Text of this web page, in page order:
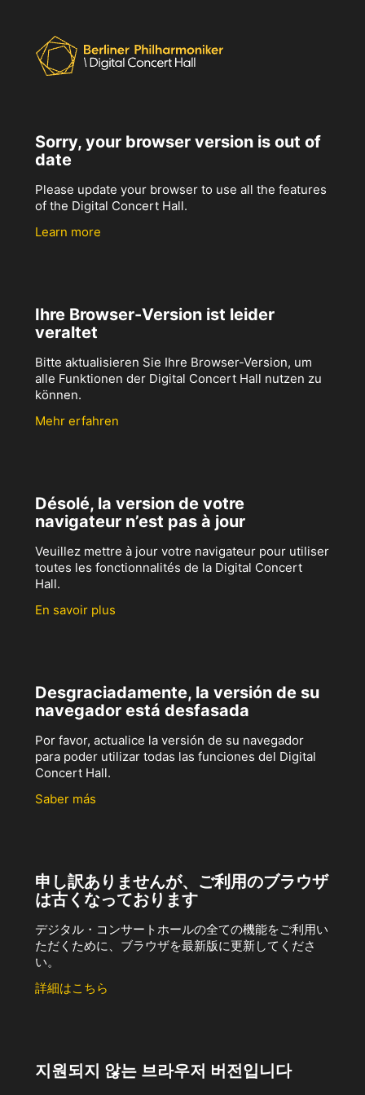
Sorry, your browser version is out of
date
Please update your browser to use all the features
of the Digital Concert Hall.
Learn more
Ihre Browser-Version ist leider
veraltet
Bitte aktualisieren Sie Ihre Browser-Version, um
alle Funktionen der Digital Concert Hall nutzen zu
können.
Mehr erfahren
Désolé, la version de votre
navigateur n’est pas à jour
Veuillez mettre à jour votre navigateur pour utiliser
toutes les fonctionnalités de la Digital Concert
Hall.
En savoir plus
Desgraciadamente, la versión de su
navegador está desfasada
Por favor, actualice la versión de su navegador
para poder utilizar todas las funciones del Digital
Concert Hall.
Saber más
申し訳ありませんが、ご利用のブラウザ
は古くなっております
デジタル・コンサートホールの全ての機能をご利用い
ただくために、ブラウザを最新版に更新してくださ
い。
詳細はこちら
지원되지 않는 브라우저 버전입니다